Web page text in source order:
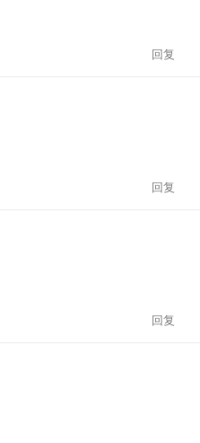
回复
回复
回复